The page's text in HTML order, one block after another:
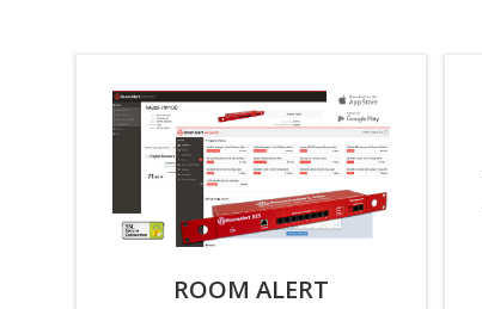
ROOM ALERT